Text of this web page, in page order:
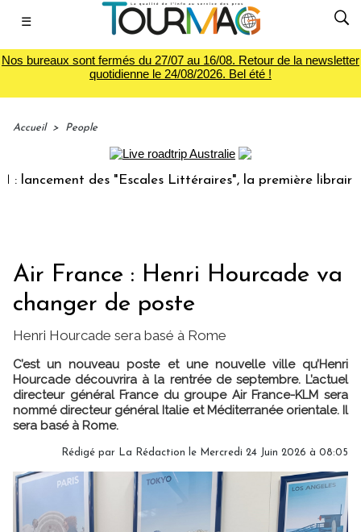
☰
Nos bureaux sont fermés du 27/07 au 16/08. Retour de la newsletter
quotidienne le 24/08/2026. Bel été !
Accueil > People
des "Escales Littéraires", la première librairie du
Air France : Henri Hourcade va
changer de poste
Henri Hourcade sera basé à Rome
C’est un nouveau poste et une nouvelle ville qu’Henri
Hourcade découvrira à la rentrée de septembre. L’actuel
directeur général France du groupe Air France-KLM sera
nommé directeur général Italie et Méditerranée orientale. Il
sera basé à Rome.
Rédigé par La Rédaction le Mercredi 24 Juin 2026 à 08:05